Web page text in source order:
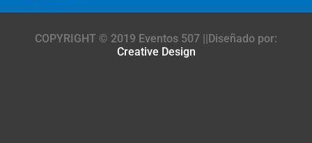
COPYRIGHT © 2019 Eventos 507 ||Diseñado por:
Creative Design